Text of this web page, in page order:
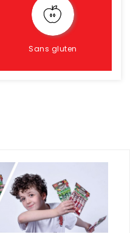
Sans gluten